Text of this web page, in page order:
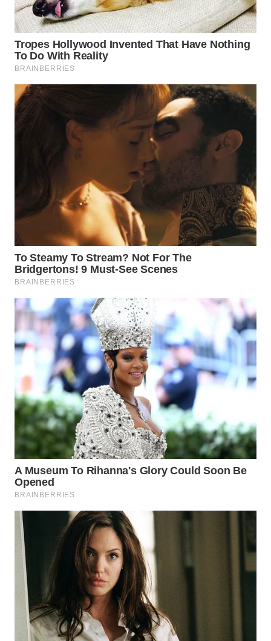
WN
SULSEL
WN
GORONTALO
WN
SULUT
MALUKU
WN
MALUT
WN
DANAU
TOBA
WN
NIAS
LANGKAT
WN
TAPANULI
SELATAN
WN
TANJUNG
LESUNG
KARO
WN
SIMALUNGUN
WN